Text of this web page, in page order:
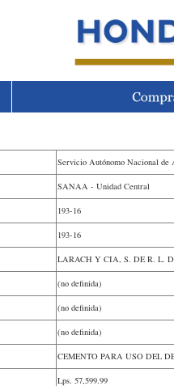
Servicio Autónomo Nacional
SANAA - Unidad Central
193-16
193-16
LARACH Y CIA, S. DE R. L.
(no definida)
(no definida)
(no definida)
CEMENTO PARA USO DEL
Lps. 57,599.99